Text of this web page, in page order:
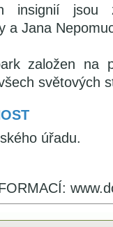
insignií jsou
a Jana
založen na
světových
úřadu.